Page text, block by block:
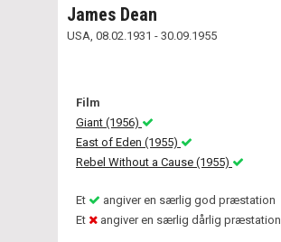
James Dean
USA, 08.02.1931 - 30.09.1955
Film
Giant (1956)
East of Eden (1955)
Rebel Without a Cause (1955)
Et
angiver en særlig god præstation
Et
angiver en særlig dårlig præstation